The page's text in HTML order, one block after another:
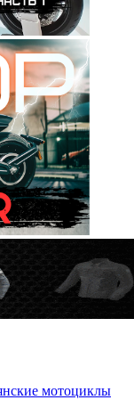
мотоциклы